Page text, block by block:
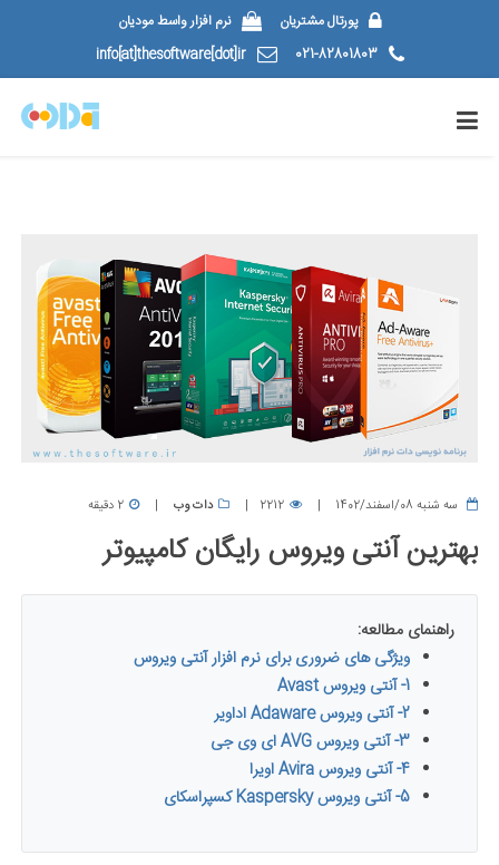
پورتال مشتریان
نرم افزار واسط مودیان
021-82801803
info[at]thesoftware[dot]ir
سه شنبه 08/اسفند/1402 2212 دات وب 2 دقیقه
بهترین آنتی ویروس رایگان کامپیوتر
راهنمای مطالعه:
ویژگی های ضروری برای نرم افزار آنتی ویروس
1- آنتی ویروس Avast
2- آنتی ویروس Adaware اداویر
3- آنتی ویروس AVG ای وی جی
4- آنتی ویروس Avira اویرا
5- آنتی ویروس Kaspersky کسپراسکای